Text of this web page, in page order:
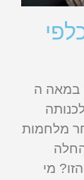
במאה ה
מלחמות
מי